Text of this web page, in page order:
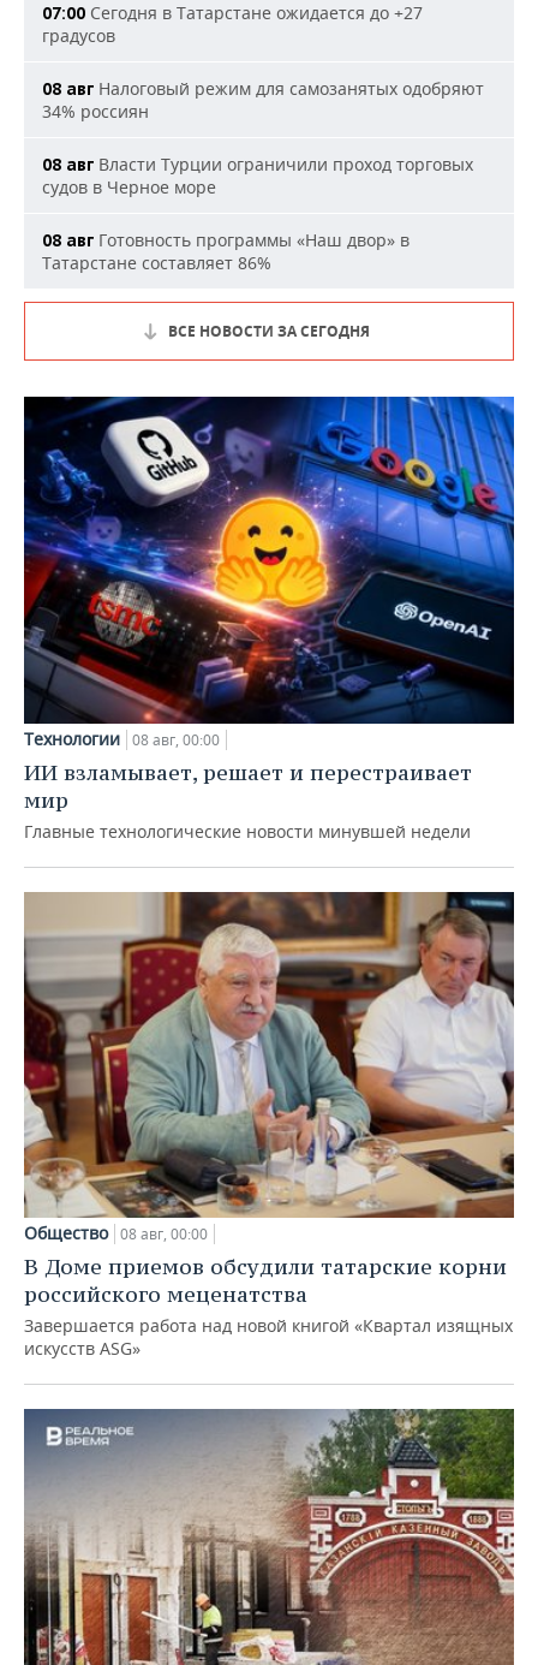
07:00 Сегодня в Татарстане ожидается до +27
градусов
08 авг Налоговый режим для самозанятых одобряют
34% россиян
08 авг Власти Турции ограничили проход торговых
судов в Черное море
08 авг Готовность программы «Наш двор» в
Татарстане составляет 86%
ВСЕ НОВОСТИ ЗА СЕГОДНЯ
Технологии 08 авг, 00:00
ИИ взламывает, решает и перестраивает
мир
Главные технологические новости минувшей недели
Общество 08 авг, 00:00
В Доме приемов обсудили татарские корни
российского меценатства
Завершается работа над новой книгой «Квартал изящных
искусств ASG»